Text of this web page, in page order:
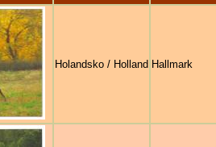
Holandsko / Holland Hallmark